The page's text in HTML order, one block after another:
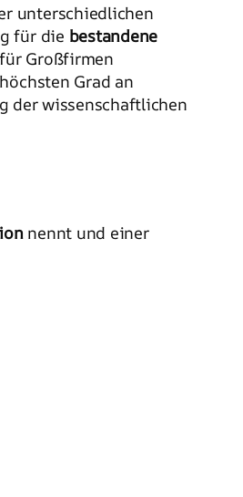
unterschiedlichen
für die bestandene
Großfirmen
Grad an
der wissenschaftlichen
nennt und einer